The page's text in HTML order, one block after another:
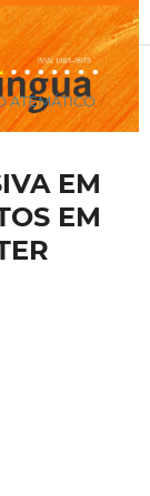
ATEMÁTICO /
EM
EM